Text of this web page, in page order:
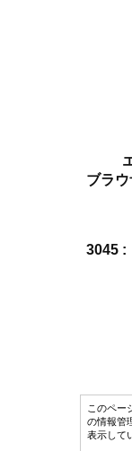
ブラ
3045 :
このペー
の情報管
表示して